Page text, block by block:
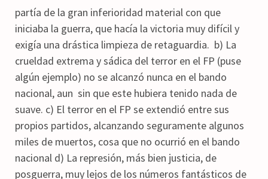
partía de la gran inferioridad material con que
iniciaba la guerra, que hacía la victoria muy difícil y
exigía una drástica limpieza de retaguardia. b) La
crueldad extrema y sádica del terror en el FP (puse
algún ejemplo) no se alcanzó nunca en el bando
nacional, aun sin que este hubiera tenido nada de
suave. c) El terror en el FP se extendió entre sus
propios partidos, alcanzando seguramente algunos
miles de muertos, cosa que no ocurrió en el bando
nacional d) La represión, más bien justicia, de
posguerra, muy lejos de los números fantásticos de